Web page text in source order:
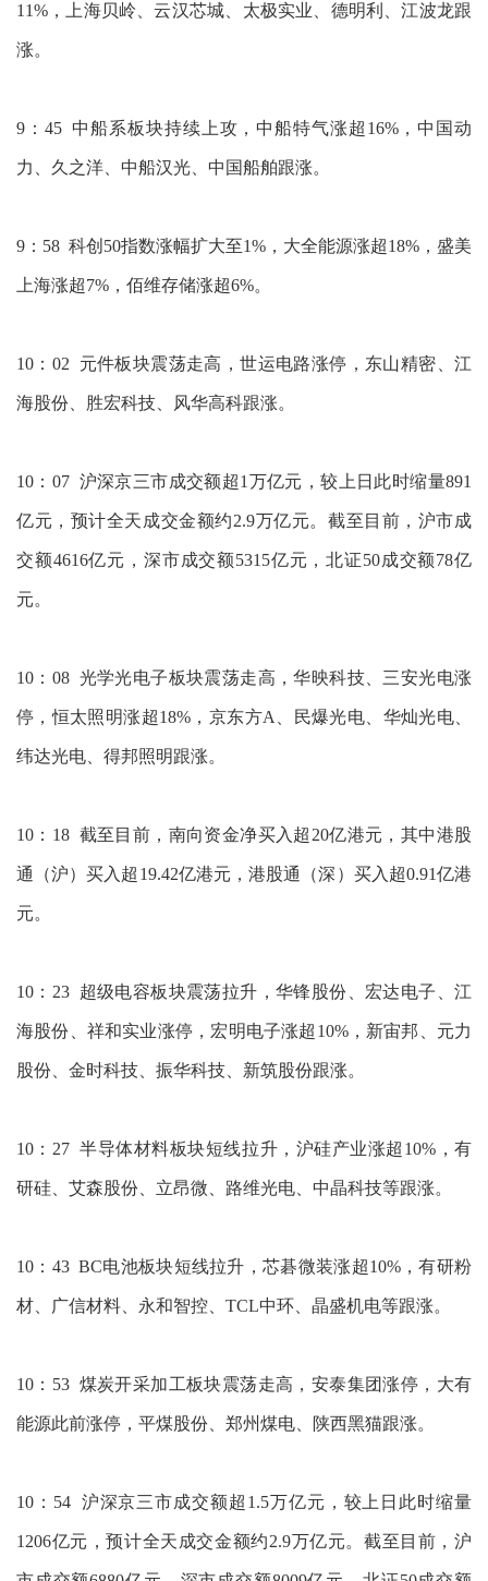
11%，上海贝岭、云汉芯城、太极实业、德明利、江波龙跟
涨。
9：45 中船系板块持续上攻，中船特气涨超16%，中国动
力、久之洋、中船汉光、中国船舶跟涨。
9：58 科创50指数涨幅扩大至1%，大全能源涨超18%，盛美
上海涨超7%，佰维存储涨超6%。
10：02 元件板块震荡走高，世运电路涨停，东山精密、江
海股份、胜宏科技、风华高科跟涨。
10：07 沪深京三市成交额超1万亿元，较上日此时缩量891
亿元，预计全天成交金额约2.9万亿元。截至目前，沪市成
交额4616亿元，深市成交额5315亿元，北证50成交额78亿
元。
10：08 光学光电子板块震荡走高，华映科技、三安光电涨
停，恒太照明涨超18%，京东方A、民爆光电、华灿光电、
纬达光电、得邦照明跟涨。
10：18 截至目前，南向资金净买入超20亿港元，其中港股
通（沪）买入超19.42亿港元，港股通（深）买入超0.91亿港
元。
10：23 超级电容板块震荡拉升，华锋股份、宏达电子、江
海股份、祥和实业涨停，宏明电子涨超10%，新宙邦、元力
股份、金时科技、振华科技、新筑股份跟涨。
10：27 半导体材料板块短线拉升，沪硅产业涨超10%，有
研硅、艾森股份、立昂微、路维光电、中晶科技等跟涨。
10：43 BC电池板块短线拉升，芯碁微装涨超10%，有研粉
材、广信材料、永和智控、TCL中环、晶盛机电等跟涨。
10：53 煤炭开采加工板块震荡走高，安泰集团涨停，大有
能源此前涨停，平煤股份、郑州煤电、陕西黑猫跟涨。
10：54 沪深京三市成交额超1.5万亿元，较上日此时缩量
1206亿元，预计全天成交金额约2.9万亿元。截至目前，沪